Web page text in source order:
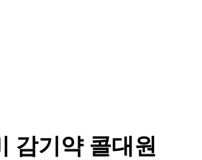
감기약 콜대원